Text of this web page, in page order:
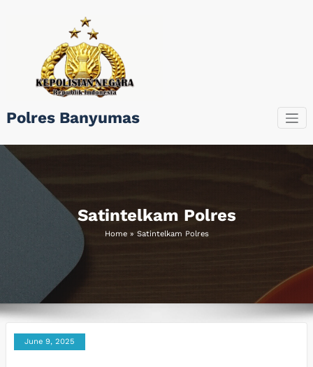
Polres Banyumas
Satintelkam Polres
Home» Satintelkam Polres
June 9, 2025